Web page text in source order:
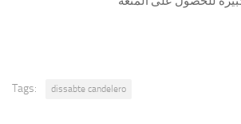
Tags: dissabte candelero